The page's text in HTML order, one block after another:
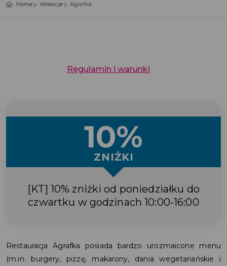
Home Atrakcje Agrafka
Regulamin i warunki
10%
ZNIŻKI
[KT] 10% zniżki od poniedziałku do
czwartku w godzinach 10:00-16:00
Restauracja Agrafka posiada bardzo urozmaicone menu
(m.in. burgery, pizzę, makarony, dania wegetariańskie i